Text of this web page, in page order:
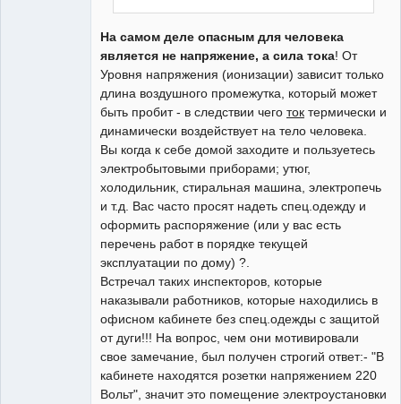
На самом деле опасным для человека
является не напряжение, а сила тока! От
Уровня напряжения (ионизации) зависит только
длина воздушного промежутка, который может
быть пробит - в следствии чего ток термически и
динамически воздействует на тело человека.
Вы когда к себе домой заходите и пользуетесь
электробытовыми приборами; утюг,
холодильник, стиральная машина, электропечь
и т.д. Вас часто просят надеть спец.одежду и
оформить распоряжение (или у вас есть
перечень работ в порядке текущей
эксплуатации по дому) ?.
Встречал таких инспекторов, которые
наказывали работников, которые находились в
офисном кабинете без спец.одежды с защитой
от дуги!!! На вопрос, чем они мотивировали
свое замечание, был получен строгий ответ:- "В
кабинете находятся розетки напряжением 220
Вольт", значит это помещение электроустановки